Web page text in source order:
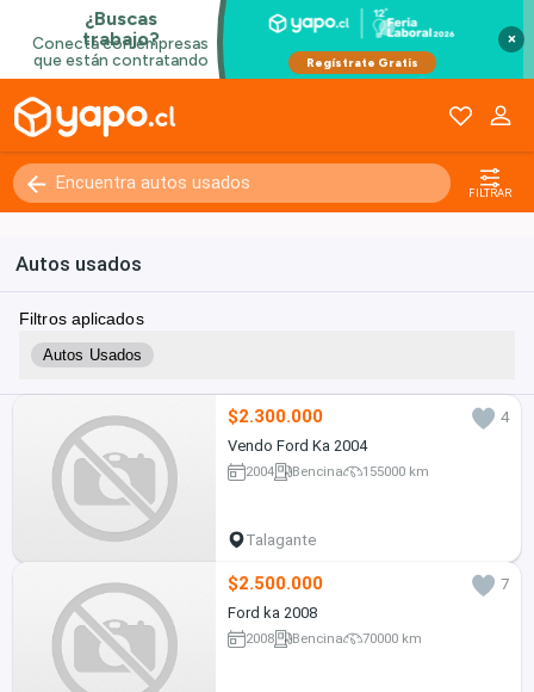
×
FILTRAR
Autos usados
Filtros aplicados
Autos Usados
$2.300.000
4
Vendo Ford Ka 2004
2004 Bencina 155000 km
Talagante
$2.500.000
7
Ford ka 2008
2008 Bencina 70000 km